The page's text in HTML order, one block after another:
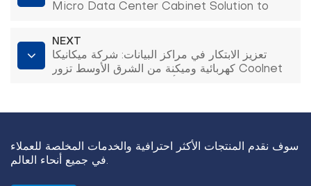
Micro Data Center Cabinet Solution to
NEXT
تعزيز الابتكار في مراكز البيانات: شركة ميكانيكا
كهربائية وميكنة من الشرق الأوسط تزور Coolnet
سوف نقدم المنتجات الأكثر احترافية والخدمات المخلصة للعملاء
في جميع أنحاء العالم.